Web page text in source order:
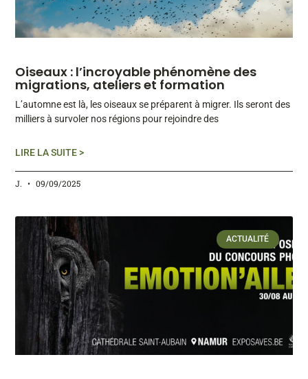
Oiseaux : l’incroyable phénomène des
migrations, ateliers et formation
L’automne est là, les oiseaux se préparent à migrer. Ils seront des
milliers à survoler nos régions pour rejoindre des
LIRE LA SUITE >
J. 09/09/2025
ACTUALITÉ